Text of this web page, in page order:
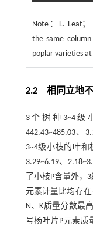
Note：
L. Leaf
the same
poplar varieties at
2.2相同立地不
3个树种3~4级
442.43~485.03、
3~4级小枝的叶和
3.29~6.19、
了小枝P含量外，
元素计量比均存
N、K质量分数最
号杨叶片P元素质